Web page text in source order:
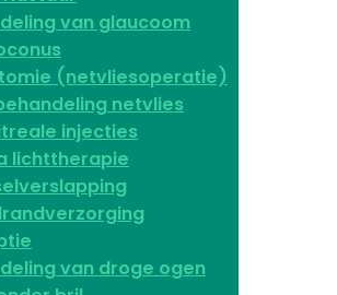
van glaucoom
(netvliesoperatie)
netvlies
injecties
lichttherapie
van droge ogen